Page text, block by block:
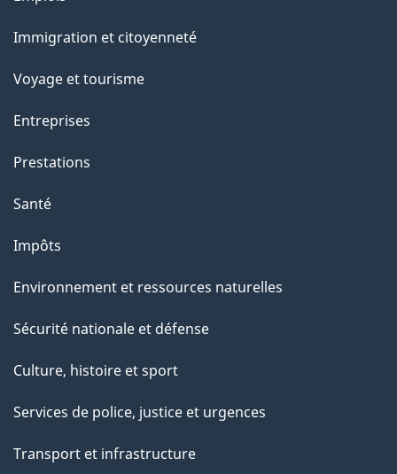
sujets
Immigration et citoyenneté
Voyage et tourisme
Entreprises
Prestations
Santé
Impôts
Environnement et ressources naturelles
Sécurité nationale et défense
Culture, histoire et sport
Services de police, justice et urgences
Transport et infrastructure